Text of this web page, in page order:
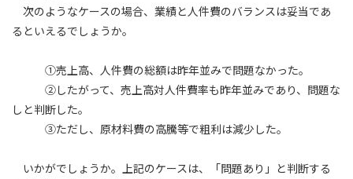
次のようなケースの場合、業績と人件費のバランスは妥当であ
るといえるでしょうか。
①売上高、人件費の総額は昨年並みで問題なかった。
②したがって、売上高対人件費率も昨年並みであり、問題な
しと判断した。
③ただし、原材料費の高騰等で粗利は減少した。
いかがでしょうか。上記のケースは、「問題あり」と判断する